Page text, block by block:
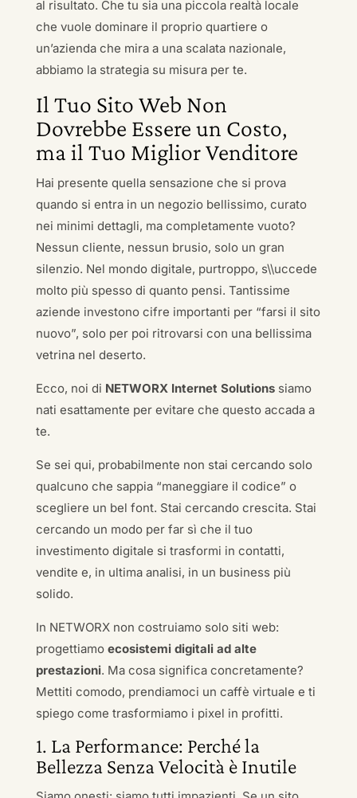
al risultato. Che tu sia una piccola realtà locale
che vuole dominare il proprio quartiere o
un’azienda che mira a una scalata nazionale,
abbiamo la strategia su misura per te.
Il Tuo Sito Web Non
Dovrebbe Essere un Costo,
ma il Tuo Miglior Venditore
Hai presente quella sensazione che si prova
quando si entra in un negozio bellissimo, curato
nei minimi dettagli, ma completamente vuoto?
Nessun cliente, nessun brusio, solo un gran
silenzio. Nel mondo digitale, purtroppo, s\\uccede
molto più spesso di quanto pensi. Tantissime
aziende investono cifre importanti per “farsi il sito
nuovo”, solo per poi ritrovarsi con una bellissima
vetrina nel deserto.
Ecco, noi di NETWORX Internet Solutionssiamo
nati esattamente per evitare che questo accada a
te.
Se sei qui, probabilmente non stai cercando solo
qualcuno che sappia “maneggiare il codice” o
scegliere un bel font. Stai cercando crescita. Stai
cercando un modo per far sì che il tuo
investimento digitale si trasformi in contatti,
vendite e, in ultima analisi, in un business più
solido.
In NETWORX non costruiamo solo siti web:
progettiamo ecosistemi digitali ad alte
prestazioni. Ma cosa significa concretamente?
Mettiti comodo, prendiamoci un caffè virtuale e ti
spiego come trasformiamo i pixel in profitti.
1. La Performance: Perché la
Bellezza Senza Velocità è Inutile